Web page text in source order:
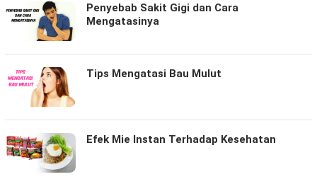
Penyebab Sakit Gigi dan Cara
Mengatasinya
Tips Mengatasi Bau Mulut
Efek Mie Instan Terhadap Kesehatan